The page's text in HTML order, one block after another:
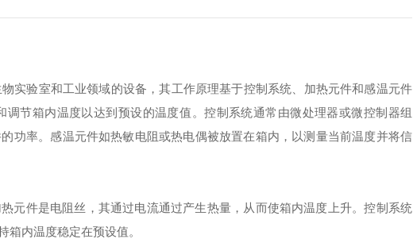
和工业领域的设备，其工作原理基于控制系统、加热元件和感温元件
和调节箱内温度以达到预设的温度值。控制系统通常由微处理器或微控制器组
功率。感温元件如热敏电阻或热电偶被放置在箱内，以测量当前温度并将信
是电阻丝，其通过电流通过产生热量，从而使箱内温度上升。控制系统
温度稳定在预设值。